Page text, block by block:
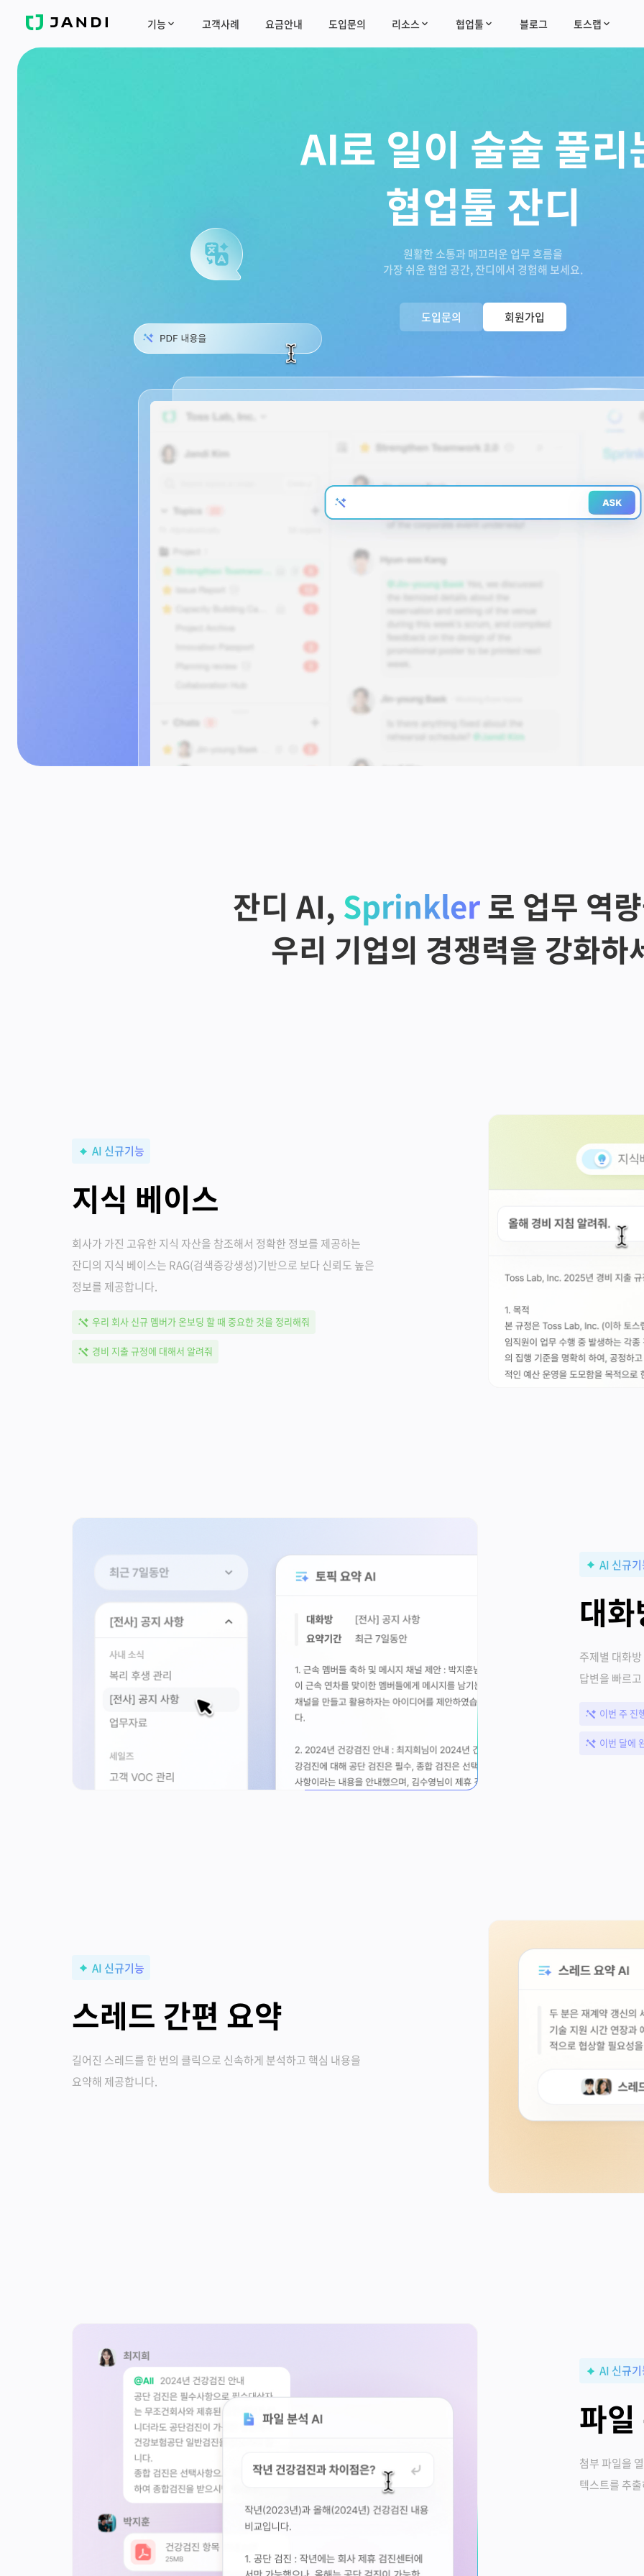
J
N
기능 고객사례 요금안내 도입문의 리소스 협업툴 블로그 토스랩
AI로 일이 술술 풀리
협업툴 잔디
원활한 소통과 매끄러운 업무 흐름을
가장 쉬운 협업 공간, 잔디에서 경험해 보세요.
도입문의 회원가입
잔디 AI, Sprinkler 로 업무 역
우리 기업의 경쟁력을 강화하
AI 신규기능
지식 베이스
회사가 가진 고유한 지식 자산을 참조해서 정확한 정보를 제공하는
잔디의 지식 베이스는 RAG(검색증강생성)기반으로 보다 신뢰도 높은
정보를 제공합니다.
우리 회사 신규 멤버가 온보딩 할 때 중요한 것을 정리해줘
경비 지출 규정에 대해서 알려줘
AI 신규
대
주제별 대화
답변을 빠르
이번 주 진
이번 달에
AI 신규기능
스레드 간편 요약
길어진 스레드를 한 번의 클릭으로 신속하게 분석하고 핵심 내용을
요약해 제공합니다.
AI 신규
파
첨부 파일을
텍스트를 추